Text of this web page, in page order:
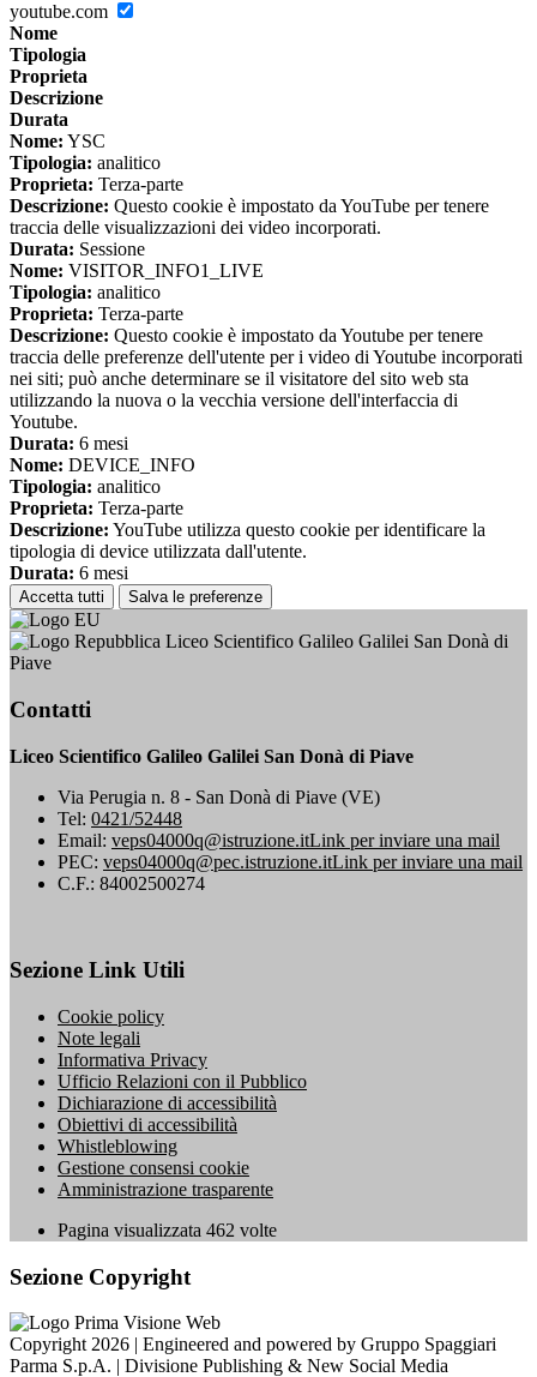
youtube.com
Nome
Tipologia
Proprieta
Descrizione
Durata
Nome: YSC
Tipologia: analitico
Proprieta: Terza-parte
Descrizione: Questo cookie è impostato da YouTube per tenere
traccia delle visualizzazioni dei video incorporati.
Durata: Sessione
Nome: VISITOR_INFO1_LIVE
Tipologia: analitico
Proprieta: Terza-parte
Descrizione: Questo cookie è impostato da Youtube per tenere
traccia delle preferenze dell'utente per i video di Youtube incorporati
nei siti; può anche determinare se il visitatore del sito web sta
utilizzando la nuova o la vecchia versione dell'interfaccia di
Youtube.
Durata: 6 mesi
Nome: DEVICE_INFO
Tipologia: analitico
Proprieta: Terza-parte
Descrizione: YouTube utilizza questo cookie per identificare la
tipologia di device utilizzata dall'utente.
Durata: 6 mesi
Accetta tutti Salva le preferenze
Liceo Scientifico Galileo Galilei San Donà di
Piave
Contatti
Liceo Scientifico Galileo Galilei San Donà di Piave
Via Perugia n. 8 - San Donà di Piave (VE)
Tel: 0421/52448
Email: veps04000q@istruzione.itLink per inviare una mail
PEC: veps04000q@pec.istruzione.itLink per inviare una mail
C.F.: 84002500274
Sezione Link Utili
Cookie policy
Note legali
Informativa Privacy
Ufficio Relazioni con il Pubblico
Dichiarazione di accessibilità
Obiettivi di accessibilità
Whistleblowing
Gestione consensi cookie
Amministrazione trasparente
Pagina visualizzata 462 volte
Sezione Copyright
Copyright 2026 | Engineered and powered by Gruppo Spaggiari
Parma S.p.A. | Divisione Publishing & New Social Media